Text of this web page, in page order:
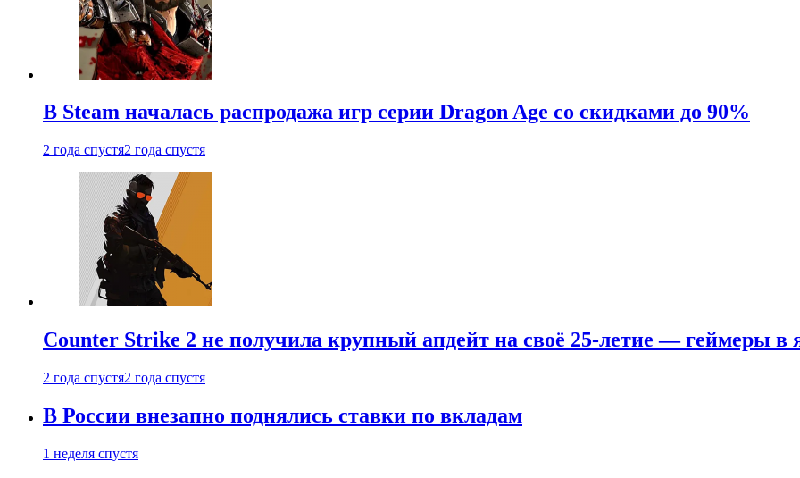
В Steam началась распродажа игр серии Dragon Age со скидками до 90%
2 года спустя2 года спустя
Counter Strike 2 не получила крупный апдейт на своё 25-летие — геймеры в
2 года спустя2 года спустя
В России внезапно поднялись ставки по вкладам
1 неделя спустя